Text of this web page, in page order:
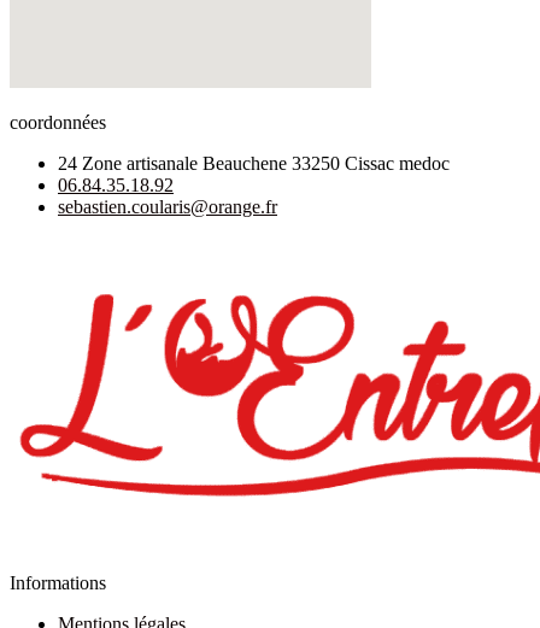
coordonnées
24 Zone artisanale Beauchene 33250 Cissac medoc
06.84.35.18.92
sebastien.coularis@orange.fr
Informations